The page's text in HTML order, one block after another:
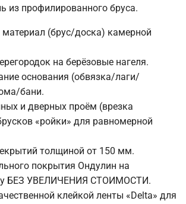
из профилированного бруса.
(брус/доска) камерной
на берёзовые нагеля.
основания (обвязка/лаги/
бани.
и дверных проём (врезка
«ройки» для равномерной
толщиной от 150 мм.
покрытия Ондулин на
БЕЗ УВЕЛИЧЕНИЯ СТОИМОСТИ.
клейкой ленты «Delta» для